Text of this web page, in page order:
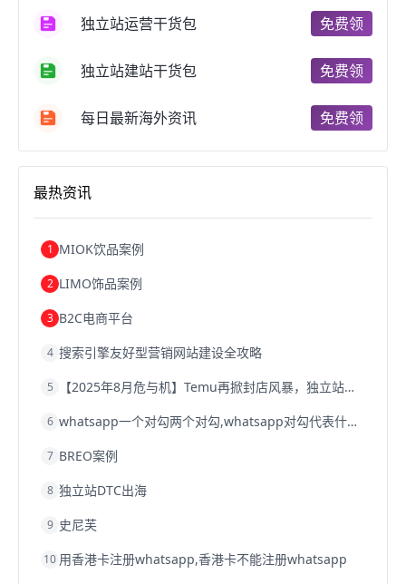
跨境电商费用美国跨境电商
天津跨境电商东南亚跨境电商
跨境电商b2b阿里巴巴跨境电商
跨境电商关税
跨境电商建站
浙江跨境电商宁波跨境电商跨境电商的模式
跨境电商优势跨境电商的优势
独立站运营干货包 免费领
独立站建站干货包 免费领
每日最新海外资讯 免费领
最热资讯
1 MIOK饮品案例
2 LIMO饰品案例
3 B2C电商平台
4 搜索引擎友好型营销网站建设全攻略
5 【2025年8月危与机】Temu再掀封店风暴，独立站才是跨境卖家的避险通道
6 whatsapp一个对勾两个对勾,whatsapp对勾代表什么意思
7 BREO案例
8 独立站DTC出海
9 史尼芙
10 用香港卡注册whatsapp,香港卡不能注册whatsapp